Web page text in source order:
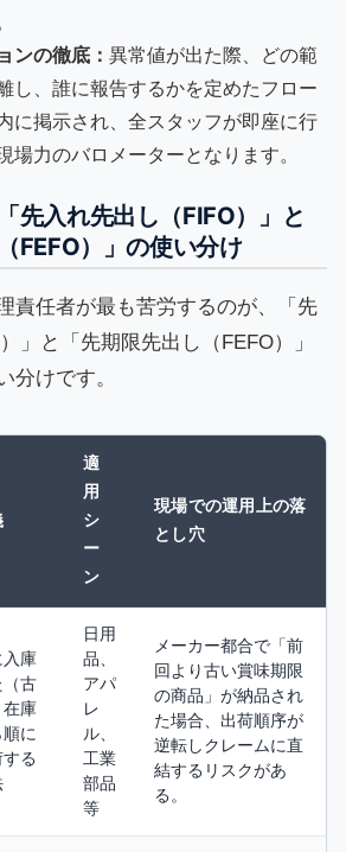
ンの徹底： 異常値が出た際、どの範
し、誰に報告するかを定めたフロー
に掲示され、全スタッフが即座に行
場力のバロメーターとなります。
先入れ先出し（FIFO）」と
FEFO）」の使い分け
責任者が最も苦労するのが、「先
」と「先期限先出し（FEFO）」
分けです。
適
用
シ
ー
ン
現場での運用上の落
とし穴
庫
（古
在庫
に
る
日用
品、
アパ
レ
ル、
工業
部品
等
メーカー都合で「前
回より古い賞味期限
の商品」が納品され
た場合、出荷順序が
逆転しクレームに直
結するリスクがあ
る。